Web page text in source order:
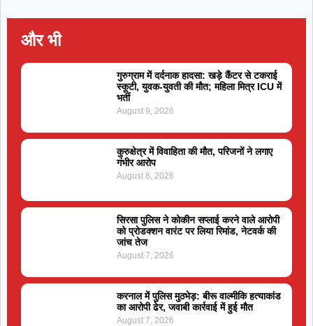
और भी
गुरुग्राम में दर्दनाक हादसा: खड़े कैंटर से टकराई
स्कूटी, युवक-युवती की मौत; महिला मित्र ICU में
भर्ती
August 9, 2026
कुरुक्षेत्र में विवाहिता की मौत, परिजनों ने लगाए
गंभीर आरोप
August 8, 2026
सिरसा पुलिस ने कोकीन सप्लाई करने वाले आरोपी
को प्रोडक्शन वारंट पर लिया रिमांड, नेटवर्क की
जांच तेज
August 7, 2026
करनाल में पुलिस मुठभेड़: बीरू वाल्मीकि हत्याकांड
का आरोपी ढेर, जवाबी कार्रवाई में हुई मौत
August 7, 2026